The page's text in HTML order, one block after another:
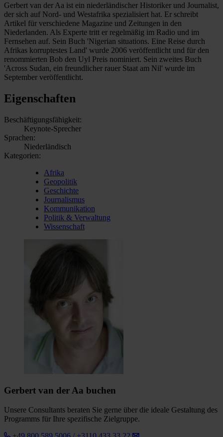
Gerbert van der Aa ist ein niederländischer Historiker und Journalist,
der sich auf Nord- und Westafrika spezialisiert hat. Er schreibt
Artikel für verschiedene Magazine und Zeitungen in den
Niederlanden. Als Experte tritt er regelmäßig im Radio und im
Fernsehen auf. Sein Buch 'Nigerian situations. Eine Reise durch
Afrikas korruptestes Land' wurde 2006 veröffentlicht und für den
renommierten Bob den Uyl Preis nominiert. Sein zweites Buch
'Across Sudan, ein freundlicher rauer Staat am Nil' wurde im
September veröffentlicht.
Eigenschaften
Beschäftigungsfähigkeit:
Keynote-Sprecher
Sprachen:
Niederländisch
Kategorien:
Afrika
Geopolitik
Geschichte
Journalismus
Kommunikation
Politik & Verwaltung
Wissenschaft
Gerbert van der Aa buchen
Unsere Consultants beraten Sie gerne über die ideale Gestaltung des
Programms für Ihre spezifische Zielgruppe.